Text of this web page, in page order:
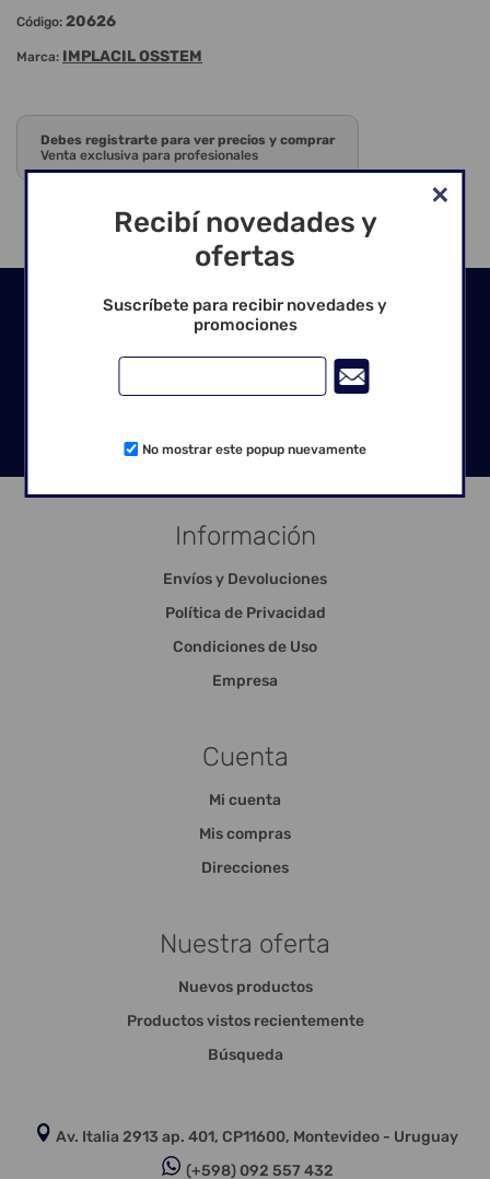
Código: 20626
Marca: IMPLACIL OSSTEM
Debes registrarte para ver precios y comprar
Venta exclusiva para profesionales
Seguinos en las redes
Información
Envíos y Devoluciones
Política de Privacidad
Condiciones de Uso
Empresa
Cuenta
Mi cuenta
Mis compras
Direcciones
Nuestra oferta
Nuevos productos
Productos vistos recientemente
Búsqueda
Av. Italia 2913 ap. 401, CP11600, Montevideo - Uruguay
(+598) 092 557 432
Recibí novedades y
ofertas
Suscríbete para recibir novedades y
promociones
No mostrar este popup nuevamente